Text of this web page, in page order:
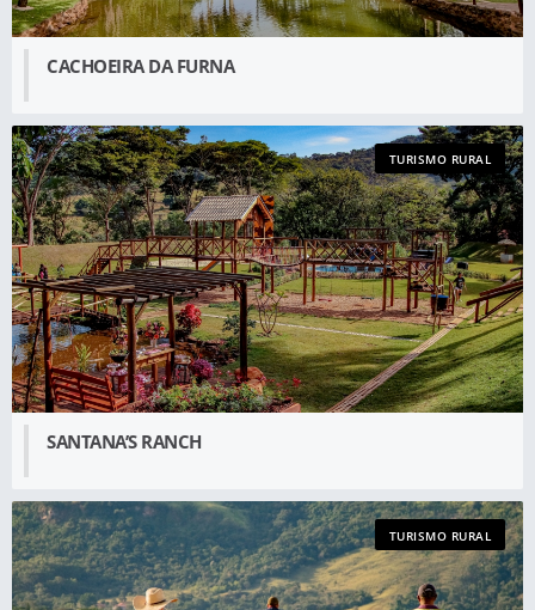
CACHOEIRA DA FURNA
SANTANA’S RANCH
TURISMO RURAL
TURISMO RURAL